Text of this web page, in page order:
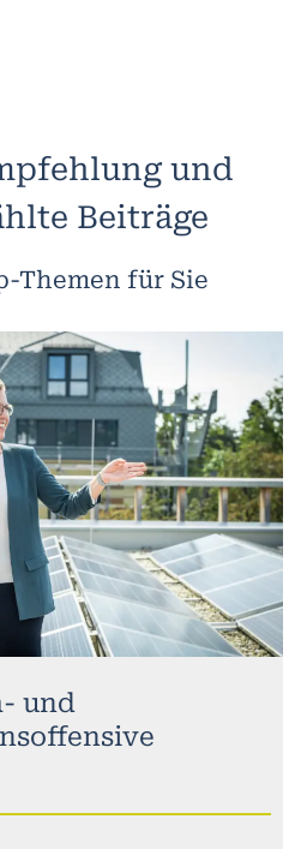
und
Beiträge
Themen für Sie
und